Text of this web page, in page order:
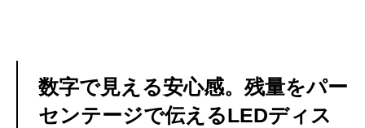
数字で見える安心感。残量をパー
センテージで伝えるLEDディス